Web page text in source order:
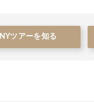
NYツアーを知る